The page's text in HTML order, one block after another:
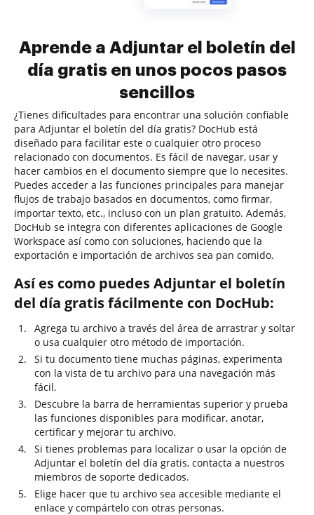
Aprende a Adjuntar el boletín del
día gratis en unos pocos pasos
sencillos
¿Tienes dificultades para encontrar una solución confiable
para Adjuntar el boletín del día gratis? DocHub está
diseñado para facilitar este o cualquier otro proceso
relacionado con documentos. Es fácil de navegar, usar y
hacer cambios en el documento siempre que lo necesites.
Puedes acceder a las funciones principales para manejar
flujos de trabajo basados en documentos, como firmar,
importar texto, etc., incluso con un plan gratuito. Además,
DocHub se integra con diferentes aplicaciones de Google
Workspace así como con soluciones, haciendo que la
exportación e importación de archivos sea pan comido.
Así es como puedes Adjuntar el boletín
del día gratis fácilmente con DocHub:
Agrega tu archivo a través del área de arrastrar y soltar
o usa cualquier otro método de importación.
Si tu documento tiene muchas páginas, experimenta
con la vista de tu archivo para una navegación más
fácil.
Descubre la barra de herramientas superior y prueba
las funciones disponibles para modificar, anotar,
certificar y mejorar tu archivo.
Si tienes problemas para localizar o usar la opción de
Adjuntar el boletín del día gratis, contacta a nuestros
miembros de soporte dedicados.
Elige hacer que tu archivo sea accesible mediante el
enlace y compártelo con otras personas.